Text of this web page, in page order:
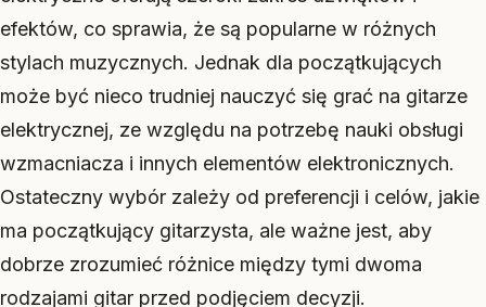
efektów, co sprawia, że są popularne w różnych
stylach muzycznych. Jednak dla początkujących
może być nieco trudniej nauczyć się grać na gitarze
elektrycznej, ze względu na potrzebę nauki obsługi
wzmacniacza i innych elementów elektronicznych.
Ostateczny wybór zależy od preferencji i celów, jakie
ma początkujący gitarzysta, ale ważne jest, aby
dobrze zrozumieć różnice między tymi dwoma
rodzajami gitar przed podjęciem decyzji.